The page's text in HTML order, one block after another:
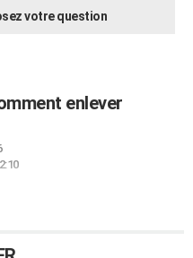
votre question
enlever